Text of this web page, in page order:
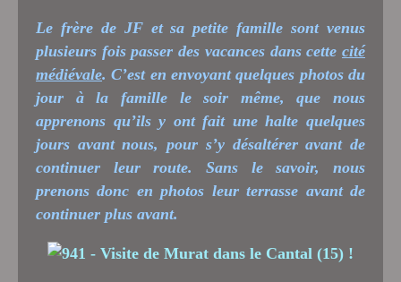
Le frère de JF et sa petite famille sont venus
plusieurs fois passer des vacances dans cette cité
médiévale. C’est en envoyant quelques photos du
jour à la famille le soir même, que nous
apprenons qu’ils y ont fait une halte quelques
jours avant nous, pour s’y désaltérer avant de
continuer leur route. Sans le savoir, nous
prenons donc en photos leur terrasse avant de
continuer plus avant.